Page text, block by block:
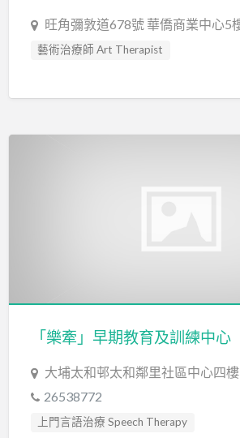
旺角彌敦道678號 華僑商業中心5
藝術治療師 Art Therapist
「樂牽」早期教育及訓練中心
大埔太和邨太和鄰里社區中心四樓
26538772
上門言語治療 Speech Therapy